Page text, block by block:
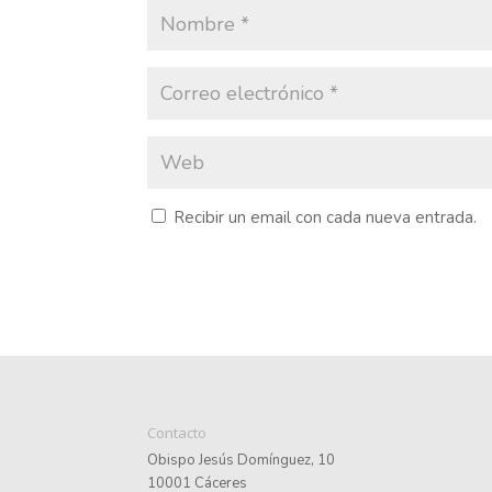
Recibir un email con cada nueva entrada.
Contacto
Obispo Jesús Domínguez, 10
10001 Cáceres